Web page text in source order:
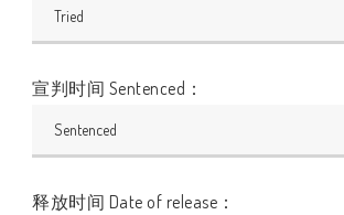
宣判时间 Sentenced：
释放时间 Date of release：